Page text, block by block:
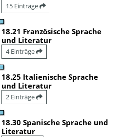
15 Einträge
18.21 Französische Sprache
und Literatur
4 Einträge
18.25 Italienische Sprache
und Literatur
2 Einträge
18.30 Spanische Sprache und
Literatur